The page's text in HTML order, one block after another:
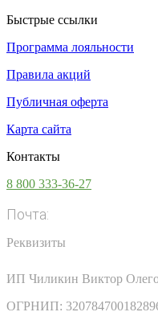
Быстрые ссылки
Программа лояльности
Правила акций
Публичная оферта
Карта сайта
Контакты
8 800 333-36-27
Почта:
Реквизиты
ИП Чиликин Виктор
ОГРНИП: